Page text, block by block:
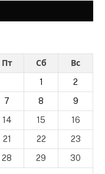
Пт Сб
Вс
1
2
7 8
9
14 15
16
21 22
23
28 29
30